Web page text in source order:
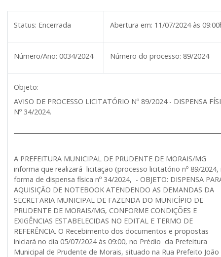
Status: Encerrada Abertura em: 11/07/2024 às
Número/Ano: 0034/2024 Número do processo: 89/2024
Objeto:
AVISO DE PROCESSO LICITATÓRIO Nº 89/2024 - DISPENSA
Nº 34/2024.
A PREFEITURA MUNICIPAL DE PRUDENTE DE MORAIS/MG
informa que realizará licitação (processo licitatório nº 89/2024,
forma de dispensa física nº 34/2024, - OBJETO: DISPENSA
AQUISIÇÃO DE NOTEBOOK ATENDENDO AS DEMANDAS DA
SECRETARIA MUNICIPAL DE FAZENDA DO MUNICÍPIO DE
PRUDENTE DE MORAIS/MG, CONFORME CONDIÇÕES E
EXIGÊNCIAS ESTABELECIDAS NO EDITAL E TERMO DE
REFERÊNCIA. O Recebimento dos documentos e propostas
iniciará no dia 05/07/2024 às 09:00, no Prédio da Prefeitura
Municipal de Prudente de Morais, situado na Rua Prefeito João